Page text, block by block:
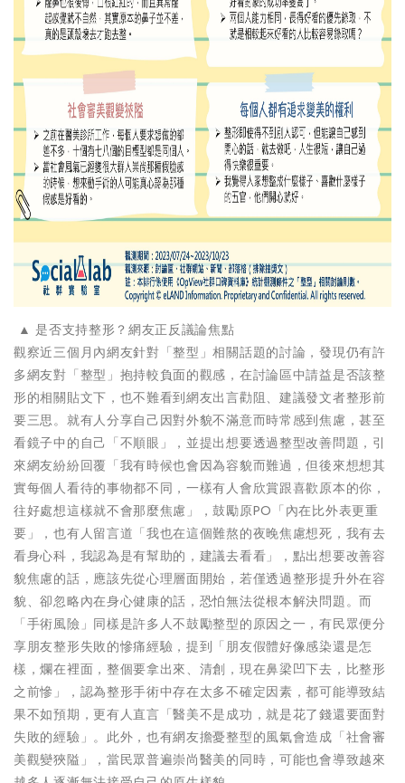
▲ 是否支持整形？網友正反議論焦點
觀察近三個月內網友針對「整型」相關話題的討論，發現仍有許
多網友對「整型」抱持較負面的觀感，在討論區中請益是否該整
形的相關貼文下，也不難看到網友出言勸阻、建議發文者整形前
要三思。就有人分享自己因對外貌不滿意而時常感到焦慮，甚至
看鏡子中的自己「不順眼」，並提出想要透過整型改善問題，引
來網友紛紛回覆「我有時候也會因為容貌而難過，但後來想想其
實每個人看待的事物都不同，一樣有人會欣賞跟喜歡原本的你，
往好處想這樣就不會那麼焦慮」，鼓勵原PO「內在比外表更重
要」，也有人留言道「我也在這個難熬的夜晚焦慮想死，我有去
看身心科，我認為是有幫助的，建議去看看」，點出想要改善容
貌焦慮的話，應該先從心理層面開始，若僅透過整形提升外在容
貌、卻忽略內在身心健康的話，恐怕無法從根本解決問題。而
「手術風險」同樣是許多人不鼓勵整型的原因之一，有民眾便分
享朋友整形失敗的慘痛經驗，提到「朋友假體好像感染還是怎
樣，爛在裡面，整個要拿出來、清創，現在鼻梁凹下去，比整形
之前慘」，認為整形手術中存在太多不確定因素，都可能導致結
果不如預期，更有人直言「醫美不是成功，就是花了錢還要面對
失敗的經驗」。此外，也有網友擔憂整型的風氣會造成「社會審
美觀變狹隘」，當民眾普遍崇尚醫美的同時，可能也會導致越來